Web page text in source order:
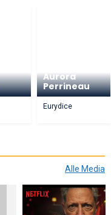
Aurora
Perrineau
Eurydice
Alle Media